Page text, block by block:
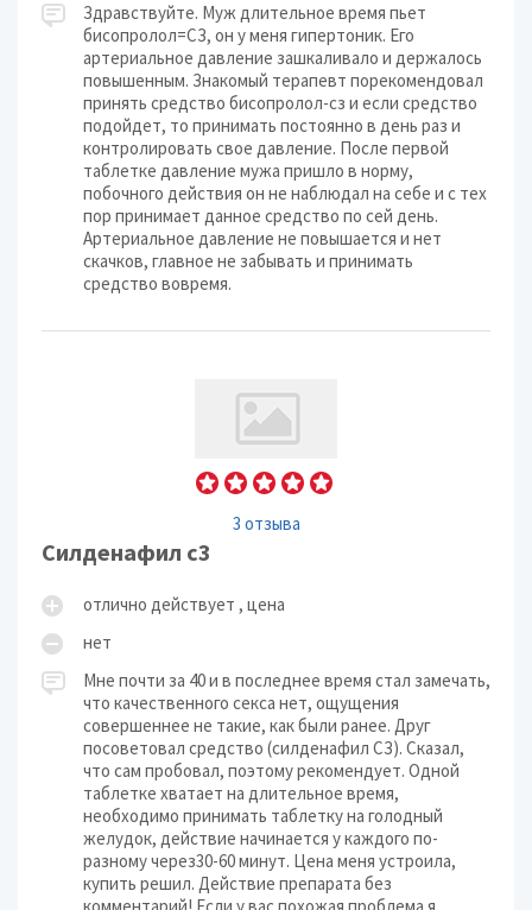
Здравствуйте. Муж длительное время пьет
бисопролол=СЗ, он у меня гипертоник. Его
артериальное давление зашкаливало и держалось
повышенным. Знакомый терапевт порекомендовал
принять средство бисопролол-сз и если средство
подойдет, то принимать постоянно в день раз и
контролировать свое давление. После первой
таблетке давление мужа пришло в норму,
побочного действия он не наблюдал на себе и с тех
пор принимает данное средство по сей день.
Артериальное давление не повышается и нет
скачков, главное не забывать и принимать
средство вовремя.
3 отзыва
Силденафил с3
отлично действует , цена
нет
Мне почти за 40 и в последнее время стал замечать,
что качественного секса нет, ощущения
совершеннее не такие, как были ранее. Друг
посоветовал средство (силденафил СЗ). Сказал,
что сам пробовал, поэтому рекомендует. Одной
таблетке хватает на длительное время,
необходимо принимать таблетку на голодный
желудок, действие начинается у каждого по-
разному через30-60 минут. Цена меня устроила,
купить решил. Действие препарата без